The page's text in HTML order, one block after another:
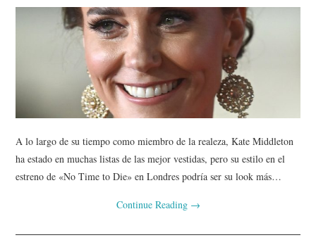
A lo largo de su tiempo como miembro de la realeza, Kate Middleton
ha estado en muchas listas de las mejor vestidas, pero su estilo en el
estreno de «No Time to Die» en Londres podría ser su look más…
Continue Reading →